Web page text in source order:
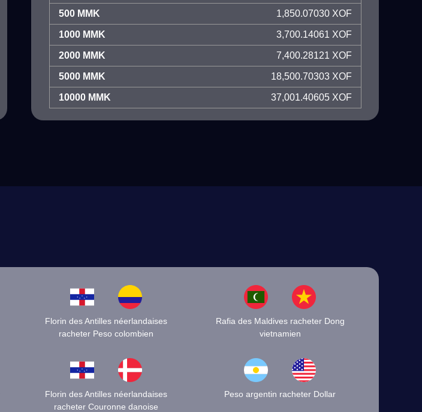
500 MMK 1,850.07030 XOF
1000 MMK 3,700.14061 XOF
2000 MMK 7,400.28121 XOF
5000 MMK 18,500.70303 XOF
10000 MMK 37,001.40605 XOF
Florin des Antilles néerlandaises
racheter Peso colombien
Rafia des Maldives racheter Dong
vietnamien
Florin des Antilles néerlandaises
racheter Couronne danoise
Peso argentin racheter Dollar